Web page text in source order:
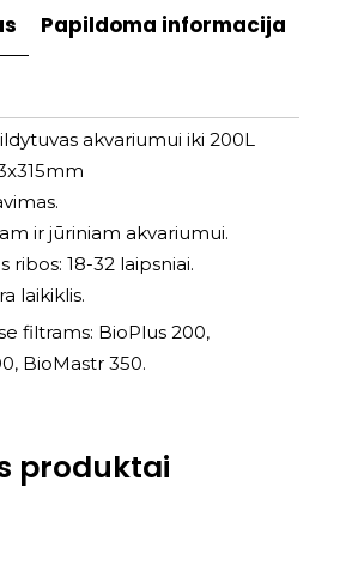
Papildoma informacija
akvariumui iki 200L
ir jūriniam akvariumui.
ribos: 18-32 laipsniai.
laikiklis.
filtrams: BioPlus 200,
BioMastr 350.
produktai